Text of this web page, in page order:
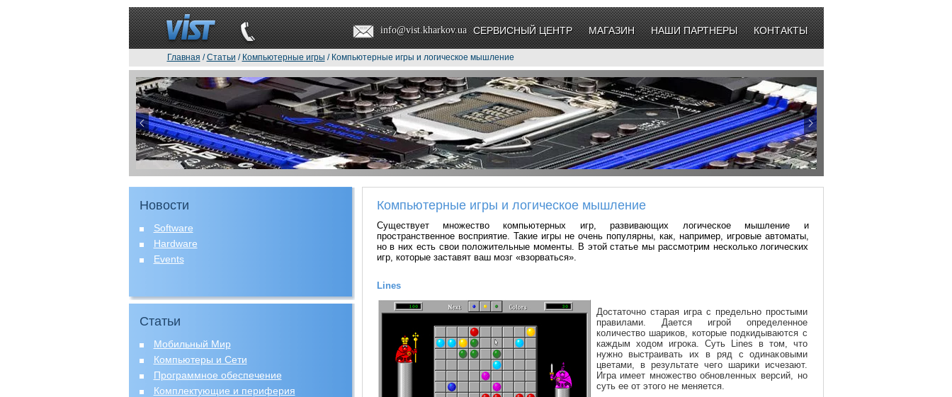
info@vist.kharkov.ua СЕРВИСНЫЙ ЦЕНТР МАГАЗИН НАШИ ПАРТНЕРЫ КОНТАКТЫ
Главная /Статьи / Компьютерные игры / Компьютерные игры и логическое мышление
Новости
Software
Hardware
Events
Статьи
Мобильный Мир
Компьютеры и Сети
Программное обеспечение
Комплектующие и периферия
Компьютерные игры и логическое мышление
Существует множество компьютерных игр, развивающих логическое мышление и
пространственное восприятие. Такие игры не очень популярны, как, например, игровые автоматы,
но в них есть свои положительные моменты. В этой статье мы рассмотрим несколько логических
игр, которые заставят ваш мозг «взорваться».
Lines
Достаточно старая игра с предельно простыми
правилами. Дается игрой определенное
количество шариков, которые подкидываются с
каждым ходом игрока. Суть
Lines в том, что
нужно выстраивать их в ряд с одинаковыми
цветами, в результате чего шарики исчезают.
Игра имеет множество обновленных версий, но
суть ее от этого не меняется.